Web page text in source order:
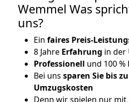
Wemmel Was
uns?
Ein faires Preis-
8 Jahre Erfahrung in der
Professionell und 100
Bei uns sparen Sie bis
Umzugskosten
Denn wir spielen nur mit